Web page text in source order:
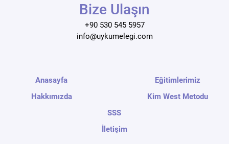
Bize Ulaşın
+90 530 545 5957
info@uykumelegi.com
Anasayfa
Hakkımızda
Eğitimlerimiz
Kim West Metodu
SSS
İletişim